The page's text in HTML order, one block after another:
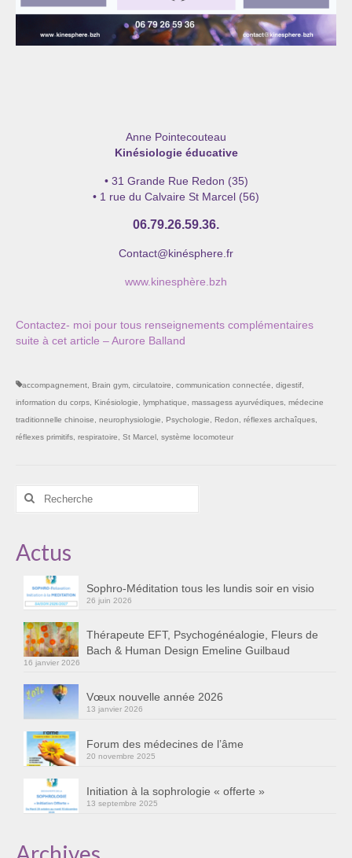
Anne Pointecouteau
Kinésiologie éducative
• 31 Grande Rue Redon (35)
• 1 rue du Calvaire St Marcel (56)
06.79.26.59.36.
Contact@kinésphere.fr
www.kinesphère.bzh
Contactez- moi pour tous renseignements complémentaires
suite à cet article – Aurore Balland
accompagnement Brain gym circulatoire communication connectée digestif
information du corps
Kinésiologie lymphatique massagess ayurvédiques médecine
traditionnelle chinoise
neurophysiologie Psychologie Redon réflexes archaîques
réflexes primitifs respiratoire St Marcel système locomoteur
Rechercher
Actus
Sophro-Méditation tous les lundis soir en visio
26 juin 2026
Thérapeute EFT, Psychogénéalogie, Fleurs de
Bach & Human Design Emeline Guilbaud
16 janvier 2026
Vœux nouvelle année 2026
13 janvier 2026
Forum des médecines de l’âme
20 novembre 2025
Initiation à la sophrologie « offerte »
13 septembre 2025